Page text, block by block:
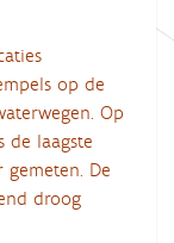
op de
Op
de laagste
De
droog